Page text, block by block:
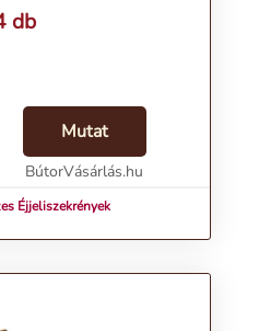
db
Mutat
BútorVásárlás.hu
Éjjeliszekrények